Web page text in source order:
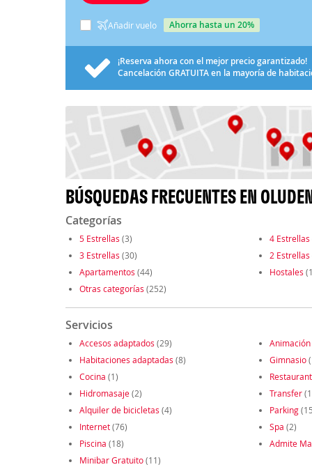
Añadir vuelo ahorra hasta un 20%
¡Reserva ahora con el mejor precio garantizado!
Cancelación GRATUITAen la mayoría de
BÚSQUEDAS FRECUENTES EN
Categorías
5 Estrellas (3) 4 Estrellas
3 Estrellas (30) 2 Estrellas
Apartamentos (44) Hostales
Otras categorías (252)
Servicios
Accesos adaptados (29) Animación
Habitaciones adaptadas (8) Gimnasio
Cocina (1)
Hidromasaje(2) Transfer
Alquiler de bicicletas (4) Parking
Internet(76) Spa (2)
Piscina (18) Admite
Minibar Gratuito(11)